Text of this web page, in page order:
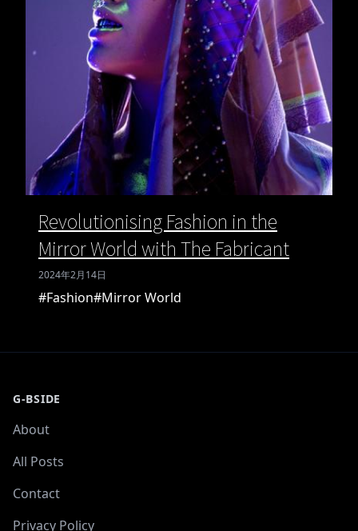
Revolutionising Fashion in the
Mirror World with The Fabricant
2024年2月14日
#Fashion#Mirror World
G-BSIDE
About
All Posts
Contact
Privacy Policy